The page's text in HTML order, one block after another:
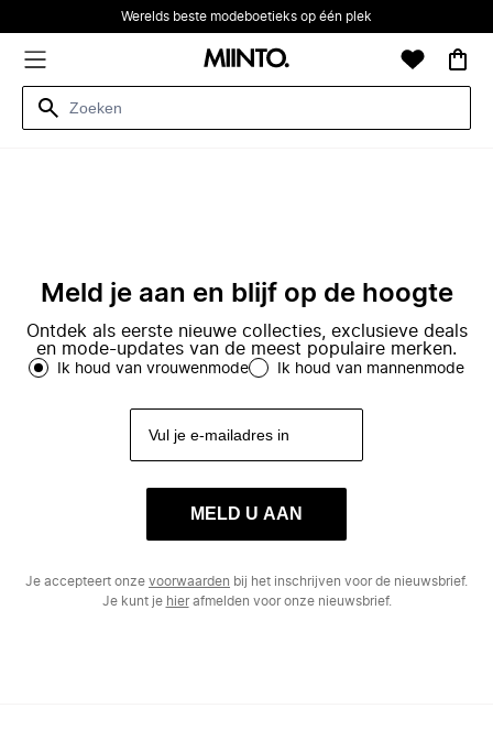
Werelds beste modeboetieks op één plek
Meld je aan en blijf op de hoogte
Ontdek als eerste nieuwe collecties, exclusieve deals
en mode-updates van de meest populaire merken.
Ik houd van vrouwenmode Ik houd van mannenmode
MELD U AAN
Je accepteert onze voorwaarden bij het inschrijven voor de nieuwsbrief.
Je kunt je hierafmelden voor onze nieuwsbrief.